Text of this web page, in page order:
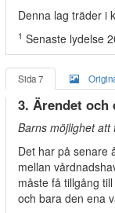
Denna lag träder i
1 Senaste lydelse
Sida 7
3. Ärendet och
Barns möjlighet att
Det har på senare
mellan
måste få tillgång
och bara den ena